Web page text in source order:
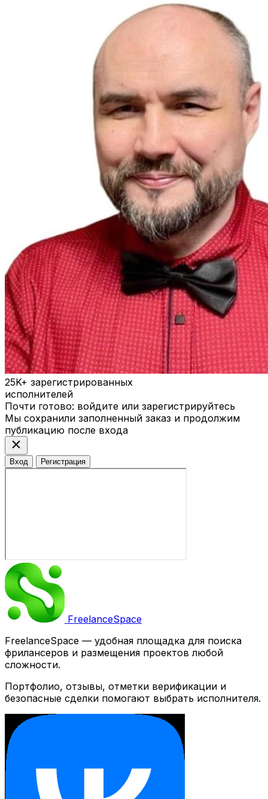
25K+ зарегистрированных
исполнителей
Почти готово: войдите или зарегистрируйтесь
Мы сохранили заполненный заказ и продолжим
публикацию после входа
close
Вход Регистрация
FreelanceSpace
FreelanceSpace — удобная площадка для поиска
фрилансеров и размещения проектов любой
сложности.
Портфолио, отзывы, отметки верификации и
безопасные сделки помогают выбрать исполнителя.